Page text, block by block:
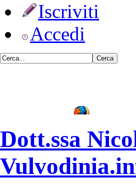
Iscriviti
Accedi
Dott.ssa